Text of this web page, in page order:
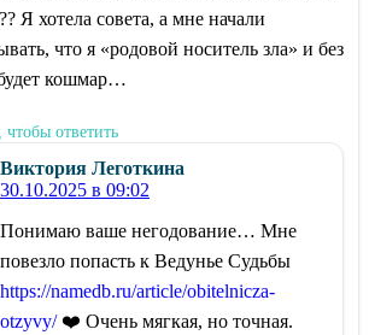
Я хотела совета, а мне начали
что я «родовой носитель зла» и без
кошмар…
ответить
Виктория Леготкина
30.10.2025 в 09:02
Понимаю ваше негодование… Мне
повезло попасть к Ведунье Судьбы
https://namedb.ru/article/obitelnicza-
otzyvy/❤️ Очень мягкая, но точная.